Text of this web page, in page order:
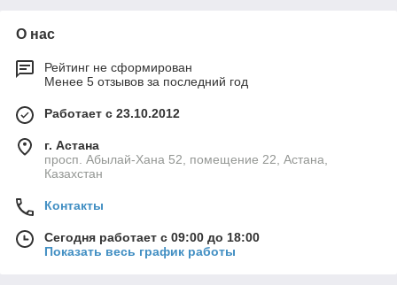
О нас
Рейтинг не сформирован
Менее 5 отзывов за последний год
Работает с 23.10.2012
г. Астана
просп. Абылай-Хана 52, помещение 22, Астана,
Казахстан
Контакты
Сегодня работает с 09:00 до 18:00
Показать весь график работы